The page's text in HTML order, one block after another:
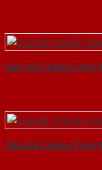
Cửa Gỗ Chống Cháy
Cửa Gỗ Chống Cháy